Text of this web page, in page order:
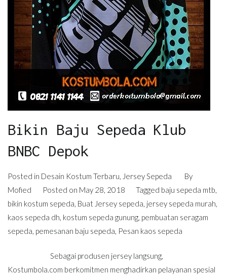
Bikin Baju Sepeda Klub
BNBC Depok
Posted in Desain Kostum Terbaru, Jersey Sepeda
By
Mofied
Posted on May 28, 2018 Tagged baju sepeda mtb,
bikin kostum sepeda, Buat Jersey sepeda, jersey sepeda murah,
kaos sepeda dh, kostum sepeda gunung, pembuatan seragam
sepeda, pemesanan baju sepeda, Pesan kaos sepeda
Sebagai produsen jersey langsung,
Kostumbola.com berkomitmen menghadirkan pelayanan spesial